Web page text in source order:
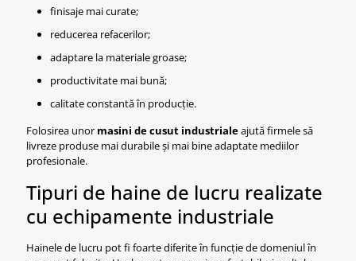
finisaje mai curate;
reducerea refacerilor;
adaptare la materiale groase;
productivitate mai bună;
calitate constantă în producție.
Folosirea unor masini de cusut industrialeajută firmele să
livreze produse mai durabile și mai bine adaptate mediilor
profesionale.
Tipuri de haine de lucru realizate
cu echipamente industriale
Hainele de lucru pot fi foarte diferite în funcție de domeniul în